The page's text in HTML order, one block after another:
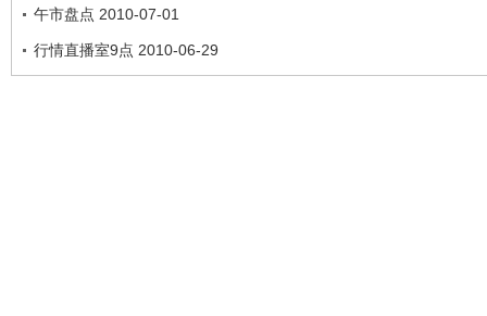
午市盘点 2010-07-01
行情直播室9点 2010-06-29